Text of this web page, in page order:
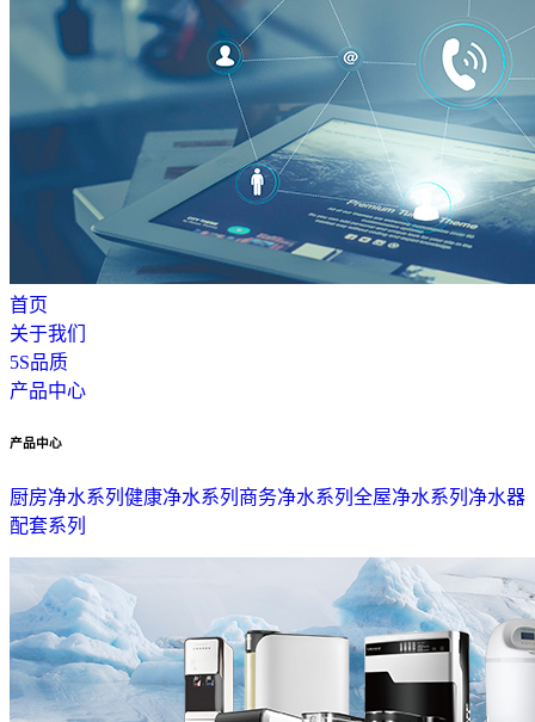
首页
关于我们
5S品质
产品中心
产品中心
厨房净水系列 健康净水系列 商务净水系列 全屋净水系列 净水器
配套系列